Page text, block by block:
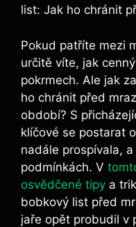
list: Jak ho chránit
Pokud patříte mezi
určitě víte, jak
pokrmech. Ale jak
ho chránit před
období? S
klíčové se postarat
nadále prospívala,
podmínkách. V
osvědčené tipy a
bobkový list před
jaře ⁣opět⁣ probudil v